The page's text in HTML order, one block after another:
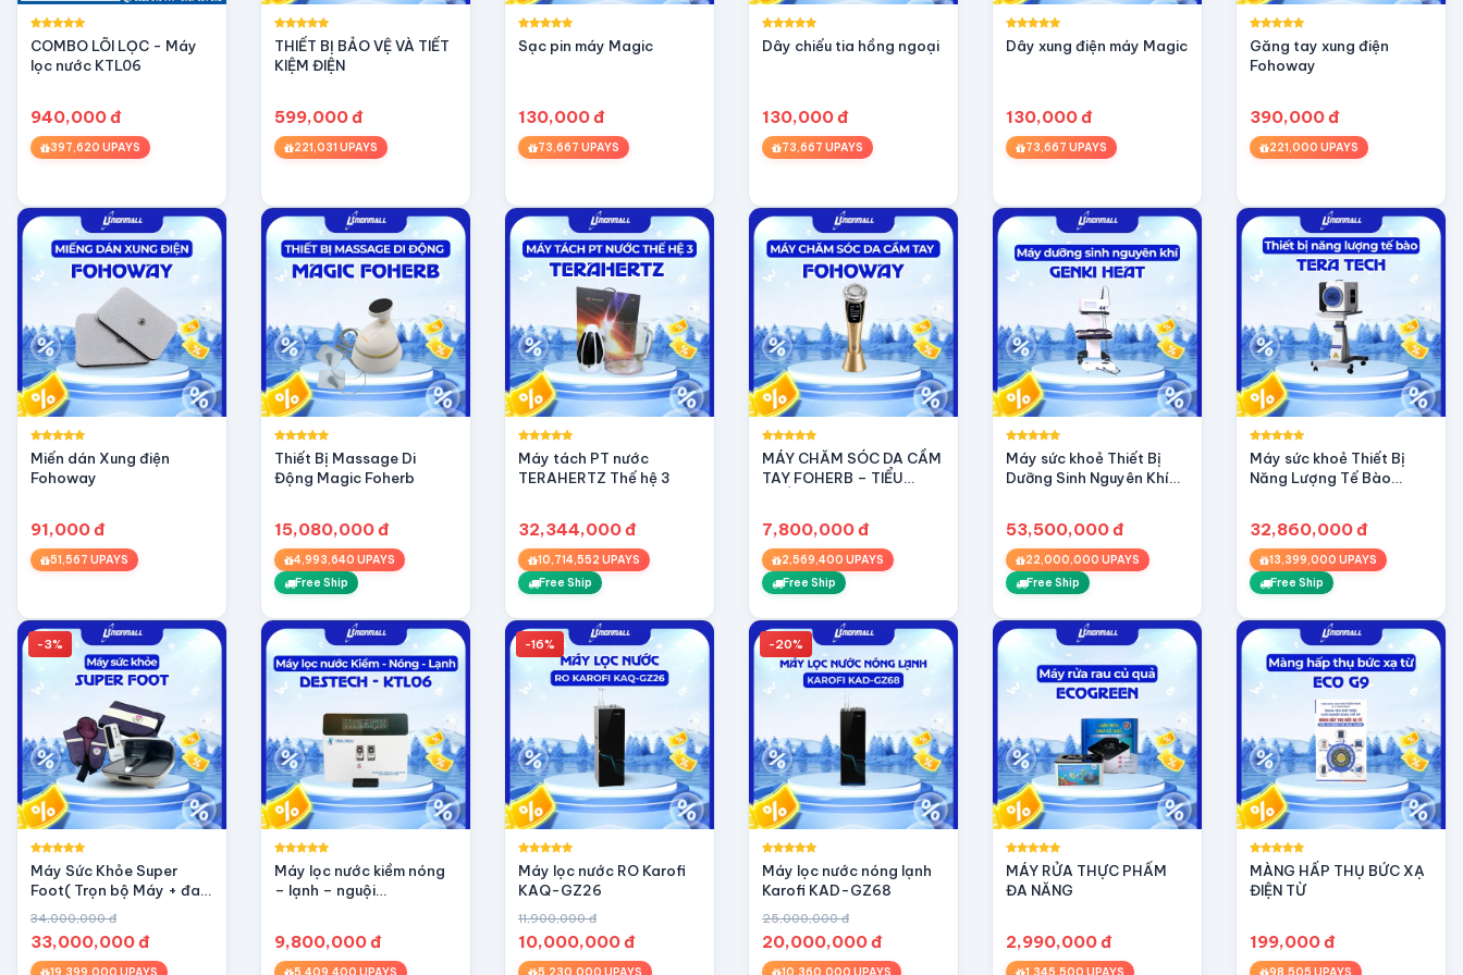
COMBO LÕI LỌC - Máy
lọc nước KTL06
940,000 đ
397,620 UPAYS
THIẾT BỊ BẢO VỆ VÀ TIẾT
KIỆM ĐIỆN
599,000 đ
221,031 UPAYS
Sạc pin máy Magic
130,000 đ
73,667 UPAYS
Dây chiếu tia hồng ngoại
130,000 đ
73,667 UPAYS
Dây xung điện máy Magic
130,000 đ
73,667 UPAYS
Găng tay xung điện
Fohoway
390,000 đ
221,000 UPAYS
Miến dán Xung điện
Fohoway
91,000 đ
51,567 UPAYS
Thiết Bị Massage Di
Động Magic Foherb
15,080,000 đ
4,993,640 UPAYS
Free Ship
Máy tách PT nước
TERAHERTZ Thế hệ 3
32,344,000 đ
10,714,552 UPAYS
Free Ship
MÁY CHĂM SÓC DA CẦM
TAY FOHERB – TIỂU
7,800,000 đ
2,569,400 UPAYS
Free Ship
Máy sức khoẻ Thiết Bị
Dưỡng Sinh Nguyên Khí
53,500,000 đ
22,000,000 UPAYS
Free Ship
Máy sức khoẻ Thiết Bị
Năng Lượng Tế Bào
32,860,000 đ
13,399,000 UPAYS
Free Ship
-3%
Máy Sức Khỏe Super
Foot( Trọn bộ Máy + đai
+ áo + thiết bị điều khiển)
34,000,000 đ
33,000,000 đ
Máy lọc nước kiềm nóng
– lạnh – nguội
9,800,000 đ
-16%
Máy lọc nước RO Karofi
KAQ-GZ26
11,900,000 đ
10,000,000 đ
-20%
Máy lọc nước nóng lạnh
Karofi KAD-GZ68
25,000,000 đ
20,000,000 đ
MÁY RỬA THỰC PHẨM
ĐA NĂNG
2,990,000 đ
MÀNG HẤP THỤ BỨC XẠ
ĐIỆN TỪ
199,000 đ